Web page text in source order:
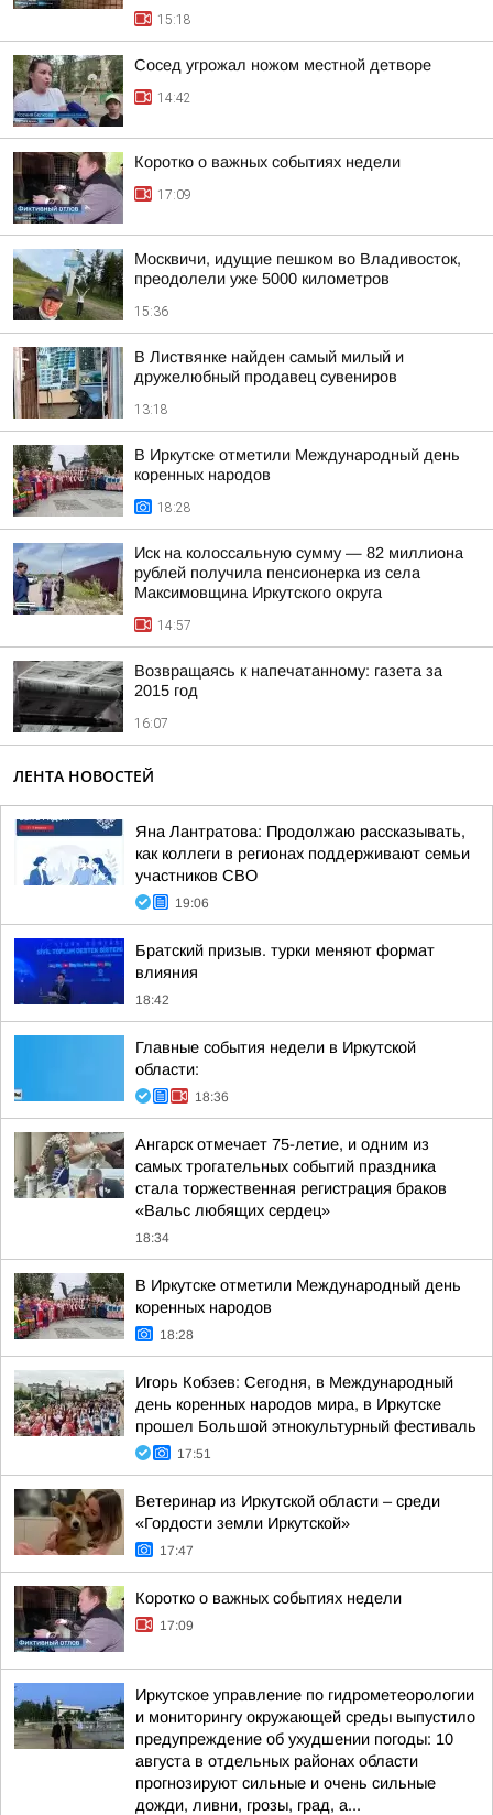
15:18
Сосед угрожал ножом местной детворе
14:42
Коротко о важных событиях недели
17:09
Москвичи, идущие пешком во Владивосток,
преодолели уже 5000 километров
15:36
В Листвянке найден самый милый и
дружелюбный продавец сувениров
13:18
В Иркутске отметили Международный день
коренных народов
18:28
Иск на колоссальную сумму — 82 миллиона
рублей получила пенсионерка из села
Максимовщина Иркутского округа
14:57
Возвращаясь к напечатанному: газета за
2015 год
16:07
ЛЕНТА НОВОСТЕЙ
Яна Лантратова: Продолжаю рассказывать,
как коллеги в регионах поддерживают семьи
участников СВО
19:06
Братский призыв. турки меняют формат
влияния
18:42
Главные события недели в Иркутской
области:
18:36
Ангарск отмечает 75-летие, и одним из
самых трогательных событий праздника
стала торжественная регистрация браков
«Вальс любящих сердец»
18:34
В Иркутске отметили Международный день
коренных народов
18:28
Игорь Кобзев: Сегодня, в Международный
день коренных народов мира, в Иркутске
прошел Большой этнокультурный фестиваль
17:51
Ветеринар из Иркутской области – среди
«Гордости земли Иркутской»
17:47
Коротко о важных событиях недели
17:09
Иркутское управление по гидрометеорологии
и мониторингу окружающей среды выпустило
предупреждение об ухудшении погоды: 10
августа в отдельных районах области
прогнозируют сильные и очень сильные
дожди, ливни, грозы, град, а...